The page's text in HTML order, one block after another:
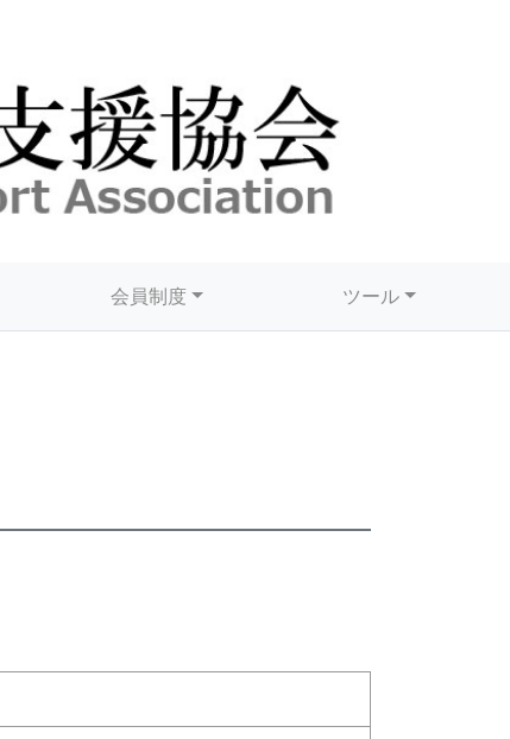
会員制度 ツール